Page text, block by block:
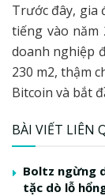
Trước đây, gia
tiếng vào năm
doanh nghiệp
230 m2, thậm
Bitcoin và bắt
BÀI VIẾT LIÊN
Boltz ngừng
tặc dò lỗ